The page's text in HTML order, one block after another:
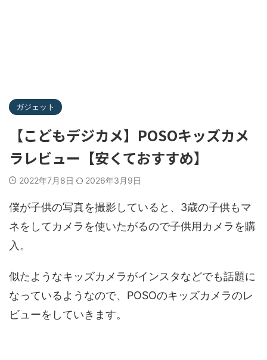
ガジェット
【こどもデジカメ】POSOキッズカメ
ラレビュー【安くておすすめ】
2022年7月8日 2026年3月9日
僕が子供の写真を撮影していると、3歳の子供もマ
ネをしてカメラを使いたがるので子供用カメラを購
入。
似たようなキッズカメラがインスタなどでも話題に
なっているようなので、POSOのキッズカメラのレ
ビューをしていきます。